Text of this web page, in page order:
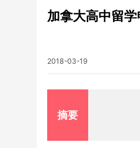
加拿大高中留
2018-03-19
摘要